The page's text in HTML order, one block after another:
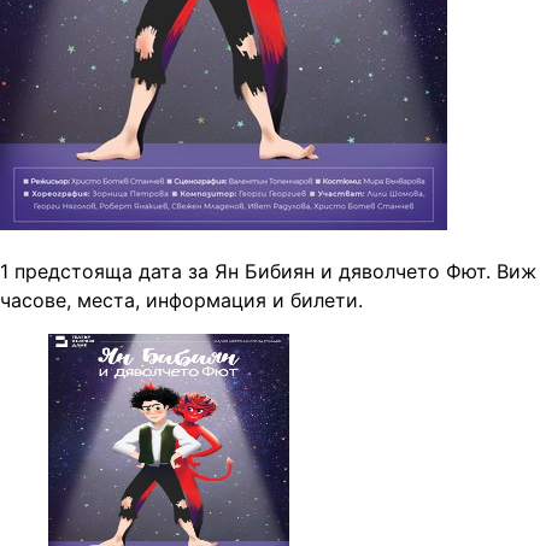
1 предстояща дата за Ян Бибиян и дяволчето Фют. Виж
часове, места, информация и билети.